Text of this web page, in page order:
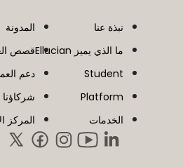
نبذة عنا
ما الذي يميز Ellucian
Student
Platform
الخدمات
المدونة
قصص
دعم
شركاؤنا
المركز